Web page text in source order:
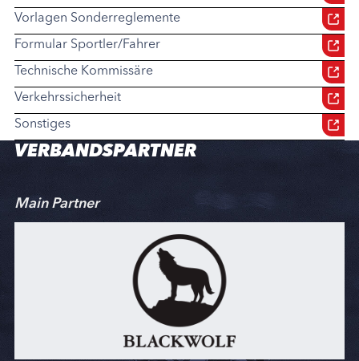
Vorlagen Sonderreglemente
Formular Sportler/Fahrer
Technische Kommissäre
Verkehrssicherheit
Sonstiges
VERBANDSPARTNER
Main Partner